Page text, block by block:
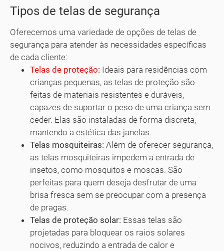
Tipos de telas de segurança
Oferecemos uma variedade de opções de telas de
segurança para atender às necessidades específicas
de cada cliente:
Telas de proteção: Ideais para residências com
crianças pequenas, as telas de proteção são
feitas de materiais resistentes e duráveis,
capazes de suportar o peso de uma criança sem
ceder. Elas são instaladas de forma discreta,
mantendo a estética das janelas.
Telas mosquiteiras: Além de oferecer segurança,
as telas mosquiteiras impedem a entrada de
insetos, como mosquitos e moscas. São
perfeitas para quem deseja desfrutar de uma
brisa fresca sem se preocupar com a presença
de pragas.
Telas de proteção solar: Essas telas são
projetadas para bloquear os raios solares
nocivos, reduzindo a entrada de calor e